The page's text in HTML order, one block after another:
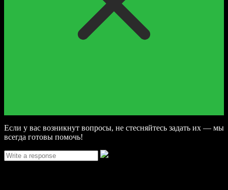
Если у вас возникнут вопросы, не стесняйтесь задать их — мы
всегда готовы помочь!